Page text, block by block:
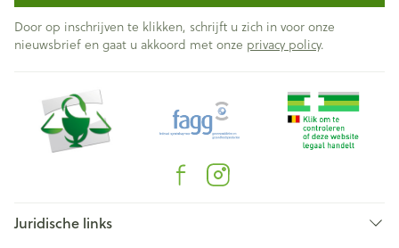
Door op inschrijven te klikken, schrijft u zich in voor onze
nieuwsbrief en gaat u akkoord met onze privacy policy.
Juridische links